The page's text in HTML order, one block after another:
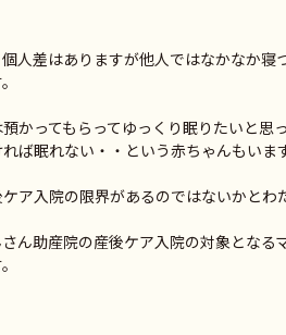
人差はありますが他人ではなかなか
かってもらってゆっくり眠りたいと思
ば眠れない・・という赤ちゃんもいます
ア入院の限界があるのではないかと
ん助産院の産後ケア入院の対象とな